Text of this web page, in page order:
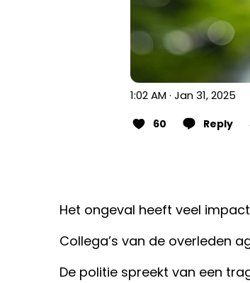
1:02 AM · Jan 31, 2025
60 Reply
Het ongeval heeft veel
Collega’s van de overleden
De politie spreekt van een